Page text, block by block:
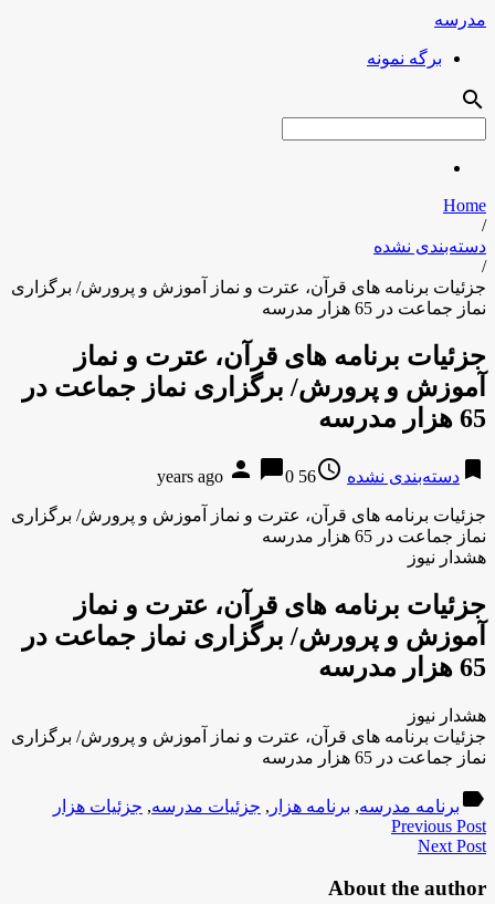
مدرسه
برگه نمونه
search
Home
/
دسته‌بندی نشده
/
جزئیات برنامه ‌های قرآن، عترت و نماز آموزش و پرورش/ برگزاری
نماز جماعت در 65 هزار مدرسه
جزئیات برنامه ‌های قرآن، عترت و نماز
آموزش و پرورش/ برگزاری نماز جماعت در
65 هزار مدرسه
bookmark دسته‌بندی نشده access_time
56 years ago
person chat_bubble0
جزئیات برنامه ‌های قرآن، عترت و نماز آموزش و پرورش/ برگزاری
نماز جماعت در 65 هزار مدرسه
هشدار نیوز
جزئیات برنامه ‌های قرآن، عترت و نماز
آموزش و پرورش/ برگزاری نماز جماعت در
65 هزار مدرسه
هشدار نیوز
جزئیات برنامه ‌های قرآن، عترت و نماز آموزش و پرورش/ برگزاری
نماز جماعت در 65 هزار مدرسه
label برنامه مدرسه, برنامه هزار , جزئیات مدرسه, جزئیات هزار
Previous Post
Next Post
About the author